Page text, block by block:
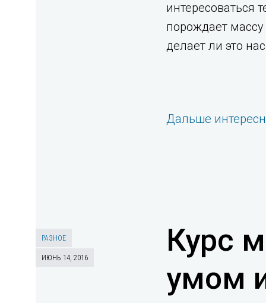
интересоваться
порождает
делает ли это
Дальше
РАЗНОЕ
ИЮНЬ 14, 2016
Курс
умом